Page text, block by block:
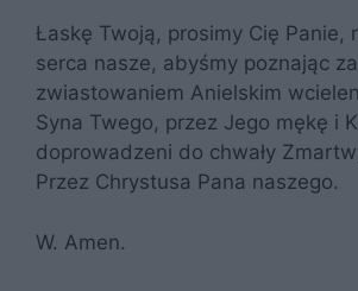
Łaskę Twoją, prosimy Cię Panie,
serca nasze, abyśmy poznając za
zwiastowaniem Anielskim
Syna Twego, przez Jego mękę i
doprowadzeni do chwały
Przez Chrystusa Pana naszego.
W. Amen.